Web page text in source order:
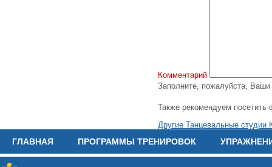
Комментарий
Заполните, пожалуйста, Ваши
Также рекомендуем посетить
Другие Танцевальные студии
ГЛАВНАЯ ПРОГРАММЫ ТРЕНИРОВОК